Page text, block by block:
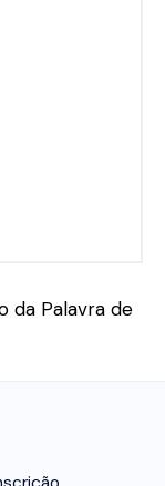
da Palavra de